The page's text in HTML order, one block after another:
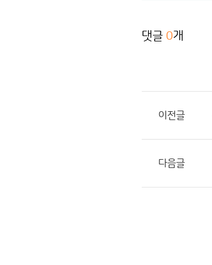
댓글 0개
이전글
다음글